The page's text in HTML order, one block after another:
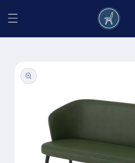
conținut
informațiile
despre
produs